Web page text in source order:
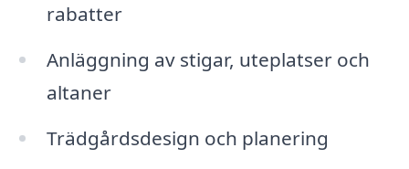
rabatter
Anläggning av stigar, uteplatser och
altaner
Trädgårdsdesign och planering